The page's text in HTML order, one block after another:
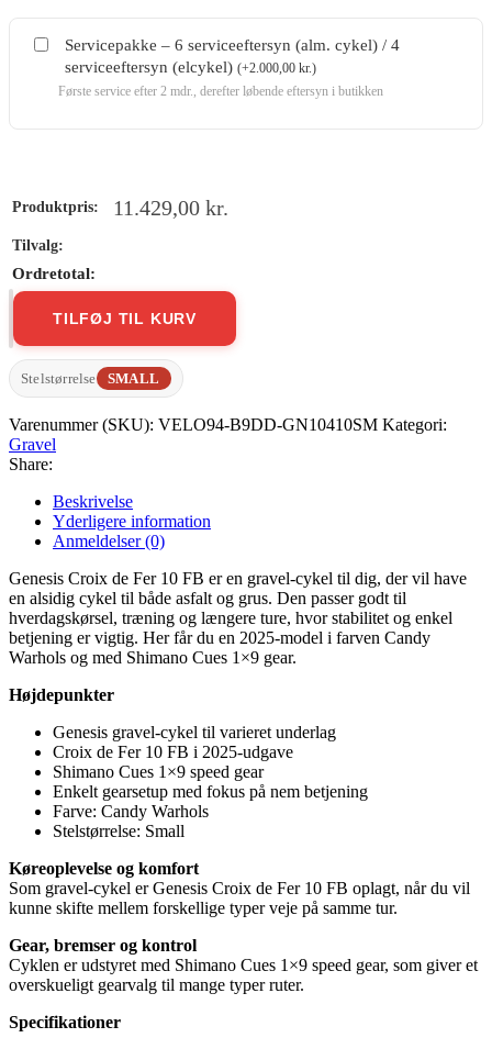
Servicepakke – 6 serviceeftersyn (alm. cykel) / 4
serviceeftersyn (elcykel) (+2.000,00 kr.)
Første service efter 2 mdr., derefter løbende eftersyn i butikken
11.429,00 kr.
Genesis
Croix
de
Fer
FB
antal
TILFØJ TIL KURV
Stelstørrelse SMALL
Varenummer (SKU): VELO94-B9DD-GN10410SM Kategori:
Gravel
Share:
Beskrivelse
Yderligere information
Anmeldelser (0)
Genesis Croix de Fer 10 FB er en gravel-cykel til dig, der vil have
en alsidig cykel til både asfalt og grus. Den passer godt til
hverdagskørsel, træning og længere ture, hvor stabilitet og enkel
betjening er vigtig. Her får du en 2025-model i farven Candy
Warhols og med Shimano Cues 1×9 gear.
Højdepunkter
Genesis gravel-cykel til varieret underlag
Croix de Fer 10 FB i 2025-udgave
Shimano Cues 1×9 speed gear
Enkelt gearsetup med fokus på nem betjening
Farve: Candy Warhols
Stelstørrelse: Small
Køreoplevelse og komfort
Som gravel-cykel er Genesis Croix de Fer 10 FB oplagt, når du vil
kunne skifte mellem forskellige typer veje på samme tur.
Gear, bremser og kontrol
Cyklen er udstyret med Shimano Cues 1×9 speed gear, som giver et
overskueligt gearvalg til mange typer ruter.
Specifikationer